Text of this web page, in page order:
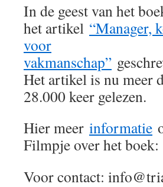
In de geest van het
het artikel “Manager,
voor
vakmanschap”
Het artikel is nu meer
28.000 keer gelezen.
Hier meer informatie
Filmpje over het boek:
Voor contact: